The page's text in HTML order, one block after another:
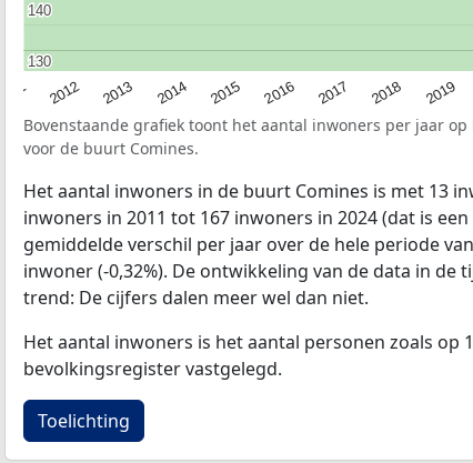
2012 2013 2014 2015 2016 2017 2018 2019
130
130
140
140
Bovenstaande grafiek toont het aantal inwoners per jaar op
voor de buurt Comines.
Het aantal inwoners in de buurt Comines is met 13
inwoners in 2011 tot 167 inwoners in 2024 (dat is een
gemiddelde verschil per jaar over de hele periode
inwoner (-0,32%). De ontwikkeling van de data in de
trend: De cijfers dalen meer wel dan niet.
Het aantal inwoners is het aantal personen zoals op
bevolkingsregister vastgelegd.
Toelichting